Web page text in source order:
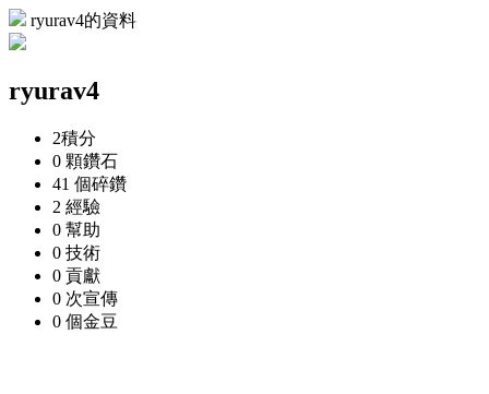
ryurav4的資料
ryurav4
2積分
0 顆鑽石
41 個碎鑽
2 經驗
0 幫助
0 技術
0 貢獻
0 次宣傳
0 個金豆